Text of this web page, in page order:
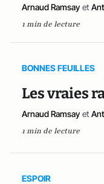
Arnaud Ramsay et
1 min de lecture
BONNES FEUILLES
Les vraies
Arnaud Ramsay et
1 min de lecture
ESPOIR